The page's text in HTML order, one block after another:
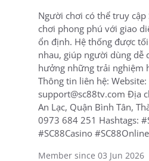
Người chơi có thể truy
chơi phong phú với giao
ổn định. Hệ thống được
nhau, giúp người dùng dễ
hưởng những trải nghiệm
Thông tin liên hệ:
support@sc88tv.com Địa
An Lạc, Quận Bình Tân,
0973 684 251 Hashtags:
#SC88Casino
Member since 03 Jun 2026